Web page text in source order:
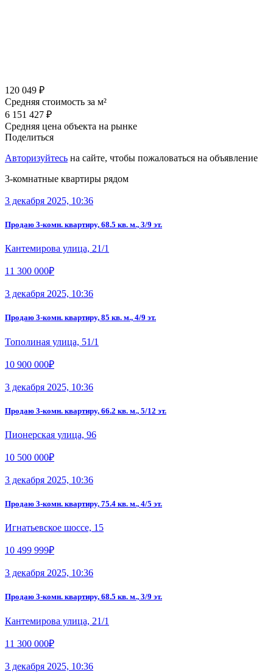
120 049 ₽
Средняя стоимость за м²
6 151 427 ₽
Средняя цена объекта на рынке
Поделиться
Авторизуйтесь на сайте, чтобы пожаловаться на объявление
3-комнатные квартиры рядом
3 декабря 2025, 10:36
Продаю 3-комн. квартиру, 68.5 кв. м., 3/9 эт.
Кантемирова улица, 21/1
11 300 000₽
3 декабря 2025, 10:36
Продаю 3-комн. квартиру, 85 кв. м., 4/9 эт.
Тополиная улица, 51/1
10 900 000₽
3 декабря 2025, 10:36
Продаю 3-комн. квартиру, 66.2 кв. м., 5/12 эт.
Пионерская улица, 96
10 500 000₽
3 декабря 2025, 10:36
Продаю 3-комн. квартиру, 75.4 кв. м., 4/5 эт.
Игнатьевское шоссе, 15
10 499 999₽
3 декабря 2025, 10:36
Продаю 3-комн. квартиру, 68.5 кв. м., 3/9 эт.
Кантемирова улица, 21/1
11 300 000₽
3 декабря 2025, 10:36